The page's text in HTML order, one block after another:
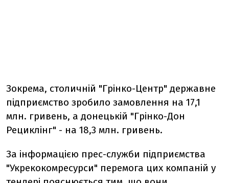
Зокрема, столичній "Грінко-Центр" державне
підприємство зробило замовлення на 17,1
млн. гривень, а донецькій "Грінко-Дон
Рециклінг" - на 18,3 млн. гривень.
За інформацією прес-служби підприємства
"Укрекокомресурси" перемога цих компаній у